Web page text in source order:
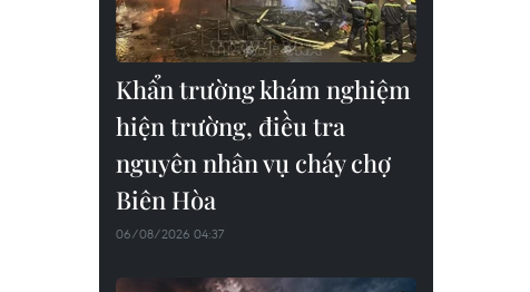
Khẩn trường khám nghiệm
hiện trường, điều tra
nguyên nhân vụ cháy chợ
Biên Hòa
06/08/2026 04:37